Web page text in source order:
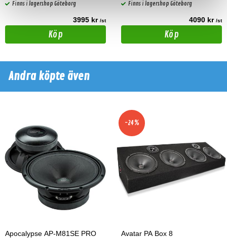
Finns i lagershop Göteborg
3995 kr /st
Köp
Finns i lagershop Göteborg
4090 kr /st
Köp
Andra köpte även
Apocalypse AP-M81SE PRO
-24%
Avatar PA Box 8